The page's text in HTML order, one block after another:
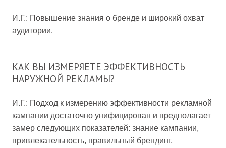
И.Г.: Повышение знания о бренде и широкий охват
аудитории.
КАК ВЫ ИЗМЕРЯЕТЕ ЭФФЕКТИВНОСТЬ
НАРУЖНОЙ РЕКЛАМЫ?
И.Г.: Подход к измерению эффективности рекламной
кампании достаточно унифицирован и предполагает
замер следующих показателей: знание кампании,
привлекательность, правильный брендинг,